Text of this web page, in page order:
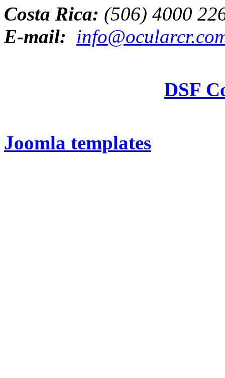
Costa Rica: (506) 4000
E-mail:
DSF
Joomla templates